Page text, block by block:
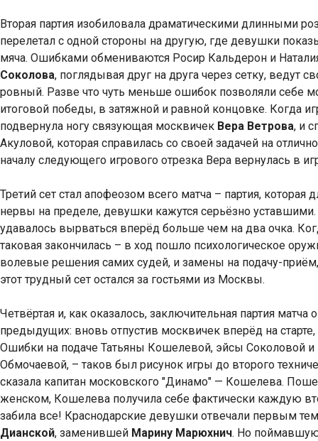
Вторая партия изобиловала драматическими длинными
перелетал с одной стороны на другую, где девушки
мяча. Ошибками обмениваются Росир Кальдерон и
Соколова, поглядывая друг на друга через сетку, ведут
ровный. Разве что чуть меньше ошибок позволяли себе
итоговой победы, в затяжной и равной концовке. Когда
подвернула ногу связующая москвичек Вера Ветрова, и
Акуловой, которая справилась со своей задачей на
началу следующего игрового отрезка Вера вернулась в
Третий сет стал апофеозом всего матча – партия,
нервы на пределе, девушки кажутся серьёзно
удавалось вырваться вперёд больше чем на два очка.
таковая закончилась – в ход пошло психологическое
волевые решения самих судей, и замены на подачу-
этот трудный сет остался за гостьями из Москвы.
Четвёртая и, как оказалось, заключительная партия
предыдущих: вновь отпустив москвичек вперёд на
Ошибки на подаче Татьяны Кошелевой, эйсы Соколовой
Обмочаевой, – таков был рисунок игры до второго
сказала капитан московского "Динамо" — Кошелева.
женском, Кошелева получила себе фактически каждую
забила все! Краснодарские девушки отвечали первым
Дианской, заменившей Марину Марюхнич. Но